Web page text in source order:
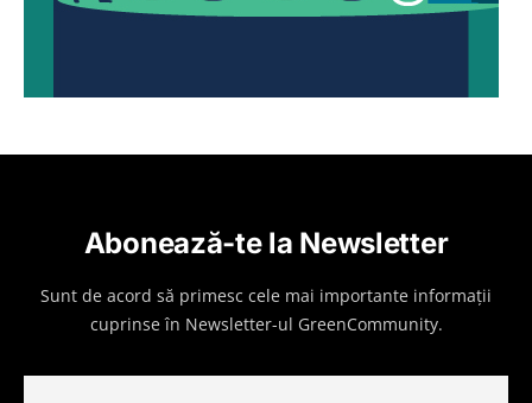
Abonează-te la Newsletter
Sunt de acord să primesc cele mai importante informații
cuprinse în Newsletter-ul GreenCommunity.